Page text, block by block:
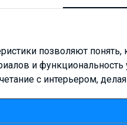
позволяют
и
с интерьером,